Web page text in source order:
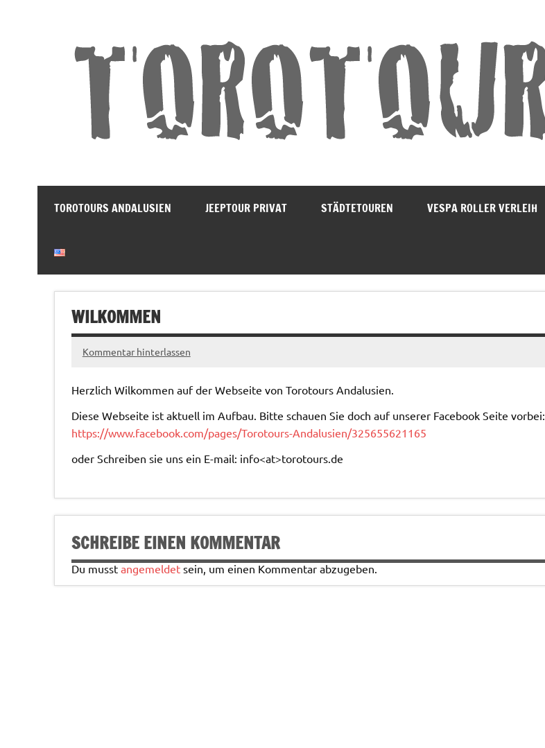
TOROTOURS ANDALUSIEN JEEPTOUR PRIVAT STÄDTETOUREN VESPA ROLLER VERLEIH
WILKOMMEN
Kommentar hinterlassen
Herzlich Wilkommen auf der Webseite von Torotours Andalusien.
Diese Webseite ist aktuell im Aufbau. Bitte schauen Sie doch auf unserer Facebook Seite vorbei:
https://www.facebook.com/pages/Torotours-Andalusien/325655621165
oder Schreiben sie uns ein E-mail: info<at>torotours.de
SCHREIBE EINEN KOMMENTAR
Du musst angemeldetsein, um einen Kommentar abzugeben.